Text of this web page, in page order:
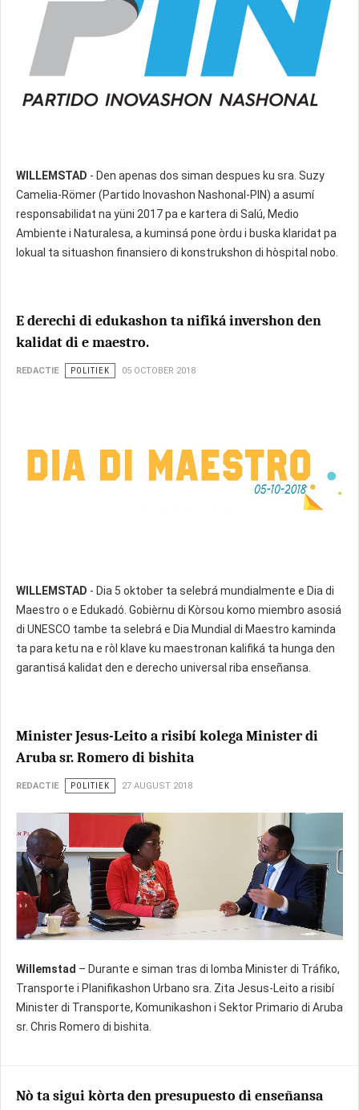
WILLEMSTAD - Den apenas dos siman despues ku sra. Suzy
Camelia-Römer (Partido Inovashon Nashonal-PIN) a asumí
responsabilidat na yüni 2017 pa e kartera di Salú, Medio
Ambiente i Naturalesa, a kuminsá pone òrdu i buska klaridat pa
lokual ta situashon finansiero di konstrukshon di hòspital nobo.
E derechi di edukashon ta nifiká invershon den
kalidat di e maestro.
REDACTIE POLITIEK 05 OCTOBER 2018
WILLEMSTAD - Dia 5 oktober ta selebrá mundialmente e Dia di
Maestro o e Edukadó. Gobièrnu di Kòrsou komo miembro asosiá
di UNESCO tambe ta selebrá e Dia Mundial di Maestro kaminda
ta para ketu na e ròl klave ku maestronan kalifiká ta hunga den
garantisá kalidat den e derecho universal riba enseñansa.
Minister Jesus-Leito a risibí kolega Minister di
Aruba sr. Romero di bishita
REDACTIE POLITIEK 27 AUGUST 2018
Willemstad – Durante e siman tras di lomba Minister di Tráfiko,
Transporte i Planifikashon Urbano sra. Zita Jesus-Leito a risibí
Minister di Transporte, Komunikashon i Sektor Primario di Aruba
sr. Chris Romero di bishita.
Nò ta sigui kòrta den presupuesto di enseñansa